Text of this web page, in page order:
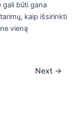
gali būti gana
kaip išsirinkti
vieną
Next →